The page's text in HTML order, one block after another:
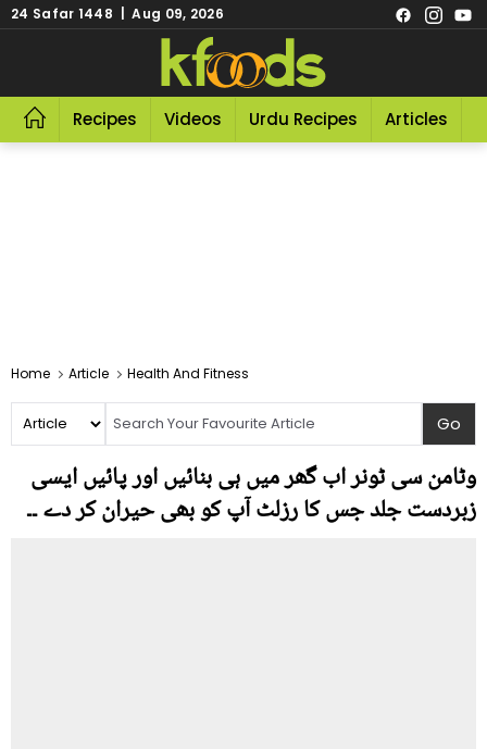
24 Safar 1448 | Aug 09, 2026
Recipes Videos Urdu Recipes Articles
Home Article Health And Fitness
وٹامن سی ٹونر اب گھر میں ہی بنائیں اور پائیں ایسی
زبردست جلد جس کا رزلٹ آپ کو بھی حیران کر دے ۔۔